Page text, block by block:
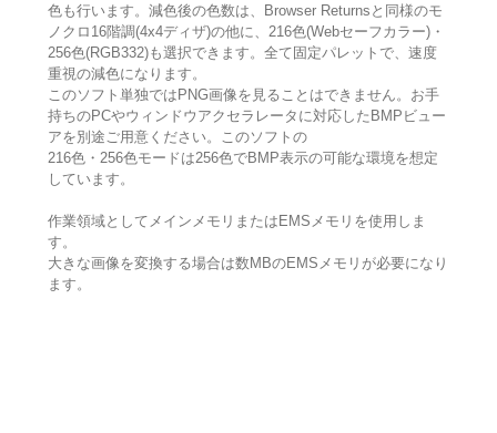
色も行います。減色後の色数は、Browser Returnsと同様のモ
ノクロ16階調(4x4ディザ)の他に、216色(Webセーフカラー)・
256色(RGB332)も選択できます。全て固定パレットで、速度
重視の減色になります。
このソフト単独ではPNG画像を見ることはできません。お手
持ちのPCやウィンドウアクセラレータに対応したBMPビュー
アを別途ご用意ください。このソフトの
216色・256色モードは256色でBMP表示の可能な環境を想定
しています。
作業領域としてメインメモリまたはEMSメモリを使用しま
す。
大きな画像を変換する場合は数MBのEMSメモリが必要になり
ます。